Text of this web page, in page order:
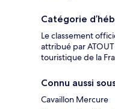
Catégorie
Le classement
attribué par
touristique de la
Connu aussi
Cavaillon Mercure